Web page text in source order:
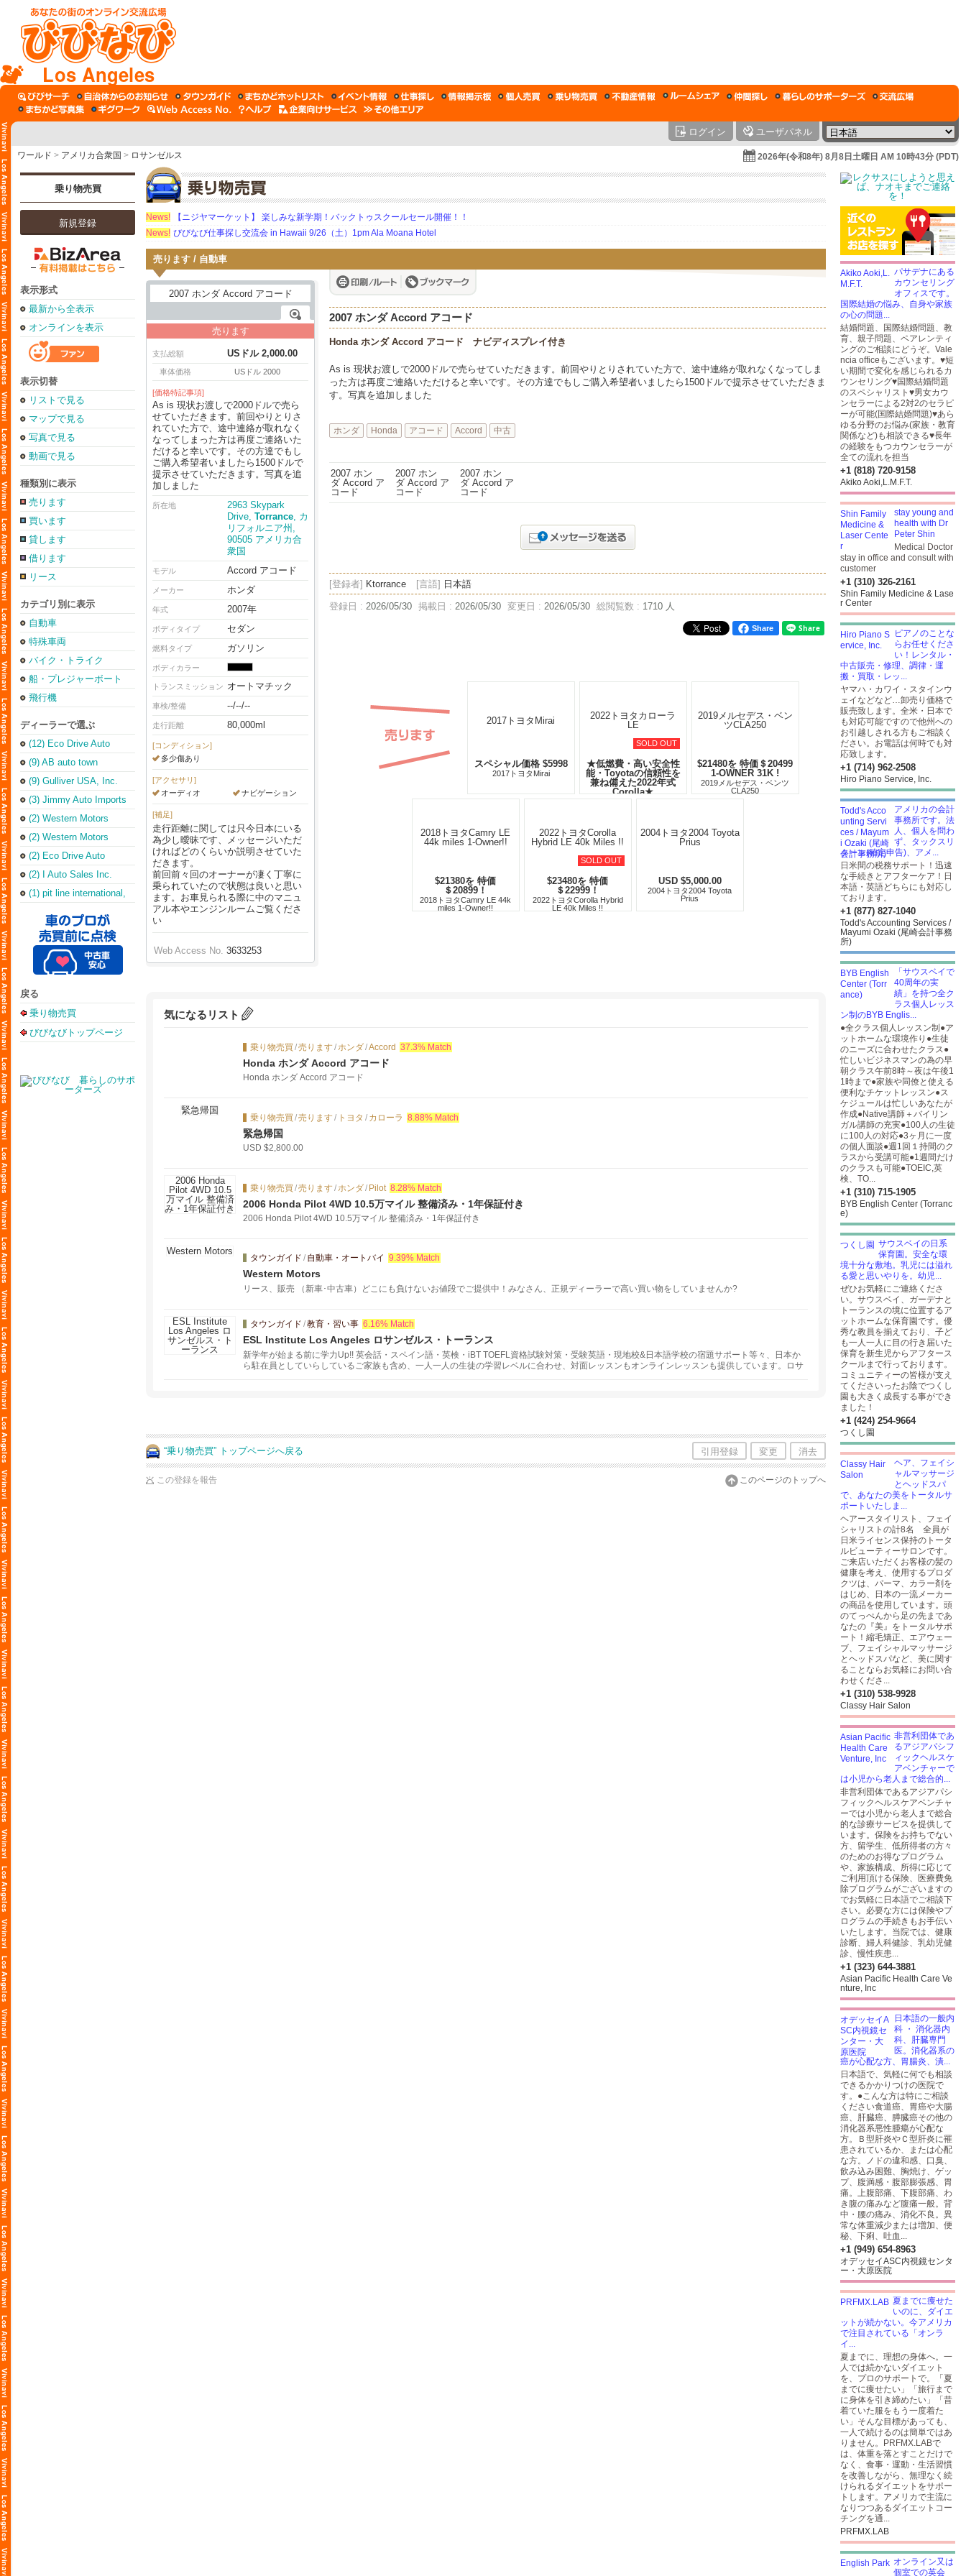
Los Angeles
ログイン ユーザパネル
ワールド > アメリカ合衆国 > ロサンゼルス 2026年(令和8年) 8月8日土曜日 AM 10時43分 (PDT)
乗り物売買
新規登録
表示形式
最新から全表示
オンラインを表示
表示切替
リストで見る
マップで見る
写真で見る
動画で見る
種類別に表示
売ります
買います
貸します
借ります
リース
カテゴリ別に表示
自動車
特殊車両
バイク・トライク
船・プレジャーボート
飛行機
ディーラーで選ぶ
(12) Eco Drive Auto
Sales & Repair
(Torrance Office)
(9) AB auto town
(9) Gulliver USA, Inc.
(3) Jimmy Auto Imports
(2) Western Motors
(2) Western Motors
(2) Eco Drive Auto
Sales & Leasing Inc
(2) I Auto Sales Inc.
(1) pit line international,
inc.
戻る
乗り物売買
びびなびトップページ
News!
【ニジヤマーケット】 楽しみな新学期！バックトゥスクールセール開催！！
News! びびなび仕事探し交流会 in Hawaii 9/26（土）1pm Ala Moana Hotel
売ります / 自動車
売ります
支払総額 USドル 2,000.00
車体価格 USドル 2000
[価格特記事項]
As is 現状お渡しで2000ドルで売ら
せていただきます。前回やりとりさ
れていた方で、途中連絡が取れなく
なってしまった方は再度ご連絡いた
だけると幸いです。その方達でもし
ご購入希望者いましたら1500ドルで
提示させていただきます。写真を追
加しました
所在地
2963 Skypark
Drive, Torrance, カ
リフォルニア州,
90505 アメリカ合
衆国
モデル Accord アコード
メーカー ホンダ
年式 2007年
ボディタイプ セダン
燃料タイプ ガソリン
ボディカラー
トランスミッション オートマチック
車検/整備 --/--/--
走行距離 80,000ml
[コンディション]
多少傷あり
[アクセサリ]
オーディオ
ナビゲーション
[補足]
走行距離に関しては只今日本にいる
為少し曖昧です、メッセージいただ
ければどのくらいか説明させていた
だきます。
前回前々回のオーナーが凄く丁寧に
乗られていたので状態は良いと思い
ます。お車見られる際に中のマニュ
アル本やエンジンルームご覧くださ
い
Web Access No. 3633253
2007 ホンダ Accord アコード
Honda ホンダ Accord アコード ナビディスプレイ付き
As is 現状お渡しで2000ドルで売らせていただきます。前回やりとりされていた方で、途中連絡が取れなくなってしま
った方は再度ご連絡いただけると幸いです。その方達でもしご購入希望者いましたら1500ドルで提示させていただきま
す。写真を追加しました
ホンダ Honda アコード Accord 中古
[登録者] Ktorrance [言語] 日本語
登録日 : 2026/05/30 掲載日 : 2026/05/30 変更日 : 2026/05/30 総閲覧数 : 1710 人
Share
スペシャル価格 $5998
2017トヨタMirai
SOLD OUT
★低燃費・高い安全性
能・Toyotaの信頼性を
兼ね備えた2022年式
Corolla★
2022トヨタカローラ LE
$21480を 特価＄20499
1-OWNER 31K !
2019メルセデス・ベンツ
CLA250
$21380を 特価
＄20899！
2018トヨタCamry LE 44k
miles 1-Owner!!
SOLD OUT
$23480を 特価
＄22999！
2022トヨタCorolla Hybrid
LE 40k Miles !!
USD $5,000.00
2004トヨタ2004 Toyota
Prius
気になるリスト
乗り物売買 /売ります/ホンダ/Accord 37.3% Match
Honda ホンダ Accord アコード
Honda ホンダ Accord アコード
乗り物売買 /売ります/ トヨタ / カローラ 8.88% Match
緊急帰国
USD $2,800.00
乗り物売買 /売ります/ホンダ/ Pilot 8.28% Match
2006 Honda Pilot 4WD 10.5万マイル 整備済み・1年保証付き
2006 Honda Pilot 4WD 10.5万マイル 整備済み・1年保証付き
タウンガイド / 自動車・オートバイ 9.39% Match
Western Motors
リース、販売 （新車･中古車）どこにも負けないお値段でご提供中！みなさん、正規ディーラーで高い買い物をしていませんか?
タウンガイド /教育・習い事 6.16% Match
ESL Institute Los Angeles ロサンゼルス・トーランス
新学年が始まる前に学力Up!! 英会話・スペイン語・英検・iBT TOEFL資格試験対策・受験英語・現地校&日本語学校の宿題サポート等々、日本か
ら駐在員としていらしているご家族も含め、一人一人の生徒の学習レベルに合わせ、対面レッスンもオンラインレッスンも提供しています。ロサ
“乗り物売買” トップページへ戻る 引用登録 変更 消去
この登録を報告 このページのトップへ
パサデナにある
カウンセリング
オフィスです。
国際結婚の悩み、自身や家族
の心の問題...
結婚問題、国際結婚問題、教
育、親子問題、ペアレンティ
ングのご相談にどうぞ。Vale
ncia officeもございます。♥短
い期間で変化を感じられるカ
ウンセリング♥国際結婚問題
のスペシャリスト♥男女カウ
ンセラーによる2対2のセラピ
ーが可能(国際結婚問題)♥あら
ゆる分野のお悩み(家族・教育
関係など)も相談できる♥長年
の経験をもつカウンセラーが
全ての流れを担当
+1 (818) 720-9158
Akiko Aoki,L.M.F.T.
stay young and
health with Dr
Peter Shin
Medical Doctor
stay in office and consult with
customer
+1 (310) 326-2161
Shin Family Medicine & Lase
r Center
ピアノのことな
らお任せくださ
い！レンタル・
中古販売・修理、調律・運
搬・買取・レッ...
ヤマハ・カワイ・スタインウ
ェイなどなど…卸売り価格で
販売致します。全米・日本で
も対応可能ですので他州への
お引越しされる方もご相談く
ださい。お電話は何時でも対
応致します。
+1 (714) 962-2508
Hiro Piano Service, Inc.
アメリカの会計
事務所です。法
人、個人を問わ
ず、タックスリ
ターン(確定申告)、アメ...
日米間の税務サポート！迅速
な手続きとアフターケア！日
本語・英語どちらにも対応し
ております。
+1 (877) 827-1040
Todd's Accounting Services /
Mayumi Ozaki (尾崎会計事務
所)
「サウスベイで
40周年の実
績」を持つ全ク
ラス個人レッス
ン制のBYB Englis...
●全クラス個人レッスン制●ア
ットホームな環境作り●生徒
のニーズに合わせたクラス●
忙しいビジネスマンの為の早
朝クラス午前8時～夜は午後1
1時まで●家族や同僚と使える
便利なチケットレッスン●ス
ケジュールは忙しいあなたが
作成●Native講師＋バイリン
ガル講師の充実●100人の生徒
に100人の対応●3ヶ月に一度
の個人面談●週1回１持間のク
ラスから受講可能●1週間だけ
のクラスも可能●TOEIC,英
検、TO...
+1 (310) 715-1905
BYB English Center (Torranc
e)
サウスベイの日系
保育園。安全な環
境十分な敷地。乳児には溢れ
る愛と思いやりを。幼児...
ぜひお気軽にご連絡くださ
い。サウスベイ、ガーデナと
トーランスの境に位置するア
ットホームな保育園です。優
秀な教員を揃えており、子ど
も一人一人に目の行き届いた
保育を新生児からアフタース
クールまで行っております。
コミュニティーの皆様が支え
てくださいったお陰でつくし
園も大きく成長する事ができ
ました！
+1 (424) 254-9664
つくし園
ヘア、フェイシ
ャルマッサージ
とヘッドスパ
で、あなたの美をトータルサ
ポートいたしま...
ヘアースタイリスト、フェイ
シャリストの計8名 全員が
日米ライセンス保持のトータ
ルビューティーサロンです。
ご来店いただくお客様の髪の
健康を考え、使用するプロダ
クツは、パーマ、カラー剤を
はじめ、日本の一流メーカー
の商品を使用しています。頭
のてっぺんから足の先まであ
なたの『美』をトータルサポ
ート！縮毛矯正、エアウェー
ブ、フェイシャルマッサージ
とヘッドスパなど、美に関す
ることならお気軽にお問い合
わせくださ...
+1 (310) 538-9928
Classy Hair Salon
非営利団体であ
るアジアパシフ
ィックヘルスケ
アベンチャーで
は小児から老人まで総合的...
非営利団体であるアジアパシ
フィックヘルスケアベンチャ
ーでは小児から老人まで総合
的な診療サービスを提供して
います。保険をお持ちでない
方、留学生、低所得者の方々
のためのお得なプログラム
や、家族構成、所得に応じて
ご利用頂ける保険、医療費免
除プログラムがございますの
でお気軽に日本語でご相談下
さい。必要な方には保険やプ
ログラムの手続きもお手伝い
いたします。当院では、健康
診断、婦人科健診、乳幼児健
診、慢性疾患...
+1 (323) 644-3881
Asian Pacific Health Care Ve
nture, Inc
日本語の一般内
科 ・ 消化器内
科、肝臓専門
医。消化器系の
癌が心配な方、胃腸炎、潰...
日本語で、気軽に何でも相談
できるかかりつけの医院で
す。●こんな方は特にご相談
ください食道癌、胃癌や大腸
癌、肝臓癌、膵臓癌その他の
消化器系悪性腫瘍が心配な
方。Ｂ型肝炎やＣ型肝炎に罹
患されているか、または心配
な方。ノドの違和感、口臭、
飲み込み困難、胸焼け、ゲッ
プ、腹満感・腹部膨張感、胃
痛。上腹部痛、下腹部痛、わ
き腹の痛みなど腹痛一般。背
中・腰の痛み、消化不良。異
常な体重減少または増加、便
秘、下痢、吐血...
+1 (949) 654-8963
オデッセイASC内視鏡センタ
ー・大原医院
夏までに痩せた
いのに、ダイエ
ットが続かない。今アメリカ
で注目されている「オンラ
イ...
夏までに、理想の身体へ。一
人では続かないダイエット
を、プロのサポートで。「夏
までに痩せたい」「旅行まで
に身体を引き締めたい」「昔
着ていた服をもう一度着た
い」そんな目標があっても、
一人で続けるのは簡単ではあ
りません。PRFMX.LABで
は、体重を落とすことだけで
なく、食事・運動・生活習慣
を改善しながら、無理なく続
けられるダイエットをサポー
トします。アメリカで主流に
なりつつあるダイエットコー
チングを通...
PRFMX.LAB
オンライン又は
個室での英会